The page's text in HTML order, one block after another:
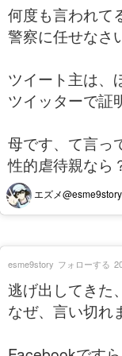
何度も言われて
警察に任せなさ
ツイート主は、
ツイッターで証
母です、て言っ
性的虐待親なら
エズメ@esme9story
逃げ出してきた
なぜ、言い切れ
esme9story フォローする